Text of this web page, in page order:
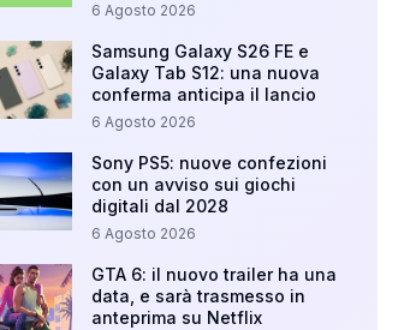
6 Agosto 2026
Samsung Galaxy S26 FE e
Galaxy Tab S12: una nuova
conferma anticipa il lancio
6 Agosto 2026
Sony PS5: nuove confezioni
con un avviso sui giochi
digitali dal 2028
6 Agosto 2026
GTA 6: il nuovo trailer ha una
data, e sarà trasmesso in
anteprima su Netflix